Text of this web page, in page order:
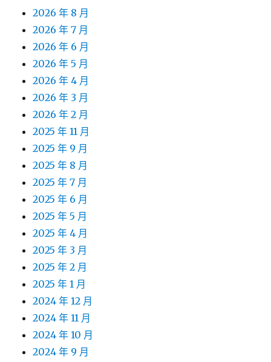
2026 年 8 月
2026 年 7 月
2026 年 6 月
2026 年 5 月
2026 年 4 月
2026 年 3 月
2026 年 2 月
2025 年 11 月
2025 年 9 月
2025 年 8 月
2025 年 7 月
2025 年 6 月
2025 年 5 月
2025 年 4 月
2025 年 3 月
2025 年 2 月
2025 年 1 月
2024 年 12 月
2024 年 11 月
2024 年 10 月
2024 年 9 月